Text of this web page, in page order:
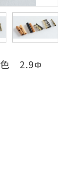
色 2.9Φ